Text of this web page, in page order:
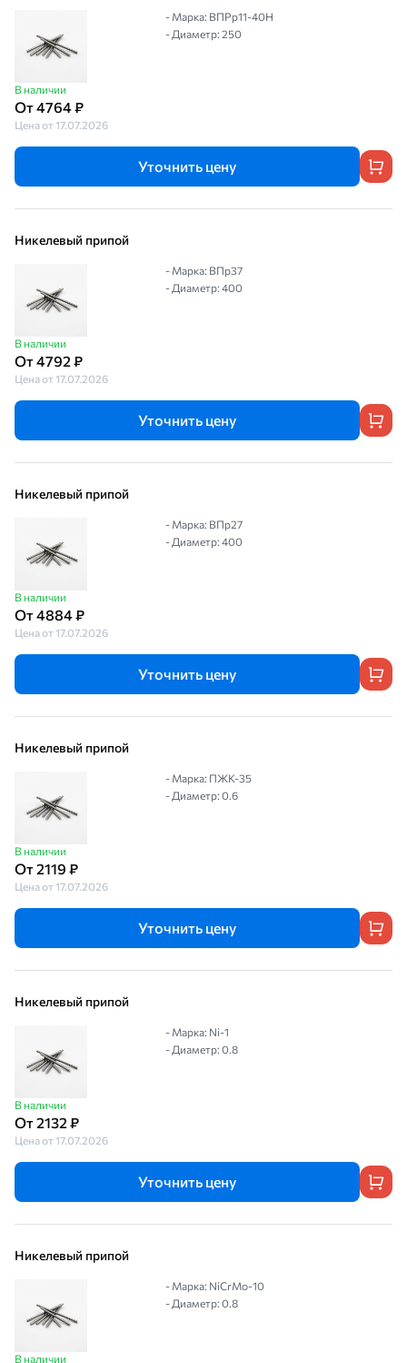
В наличии
От 4764 ₽
Цена от 17.07.2026
- Марка: ВПРр11-40Н
- Диаметр: 250
Уточнить цену
Никелевый припой
В наличии
От 4792 ₽
Цена от 17.07.2026
- Марка: ВПр37
- Диаметр: 400
Уточнить цену
Никелевый припой
В наличии
От 4884 ₽
Цена от 17.07.2026
- Марка: ВПр27
- Диаметр: 400
Уточнить цену
Никелевый припой
В наличии
От 2119 ₽
Цена от 17.07.2026
- Марка: ПЖК-35
- Диаметр: 0.6
Уточнить цену
Никелевый припой
В наличии
От 2132 ₽
Цена от 17.07.2026
- Марка: Ni-1
- Диаметр: 0.8
Уточнить цену
Никелевый припой
В наличии
- Марка: NiCrMo-10
- Диаметр: 0.8